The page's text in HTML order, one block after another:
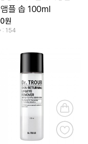
플 솝 100ml
원
: 154